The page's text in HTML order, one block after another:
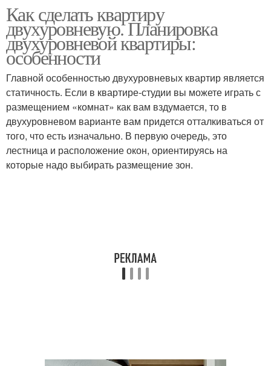
Квартира в стиле
Как сделать квартиру
двухуровневую. Планировка
двухуровневой квартиры:
особенности
Главной особенностью двухуровневых квартир является
статичность. Если в квартире-студии вы можете играть с
размещением «комнат» как вам вздумается, то в
двухуровневом варианте вам придется отталкиваться от
того, что есть изначально. В первую очередь, это
лестница и расположение окон, ориентируясь на
которые надо выбирать размещение зон.